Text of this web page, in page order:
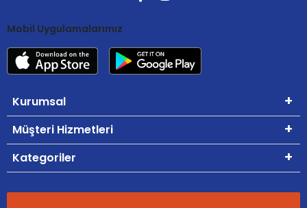
Mobil Uygulamalarımız
Kurumsal
Müşteri Hizmetleri
Kategoriler